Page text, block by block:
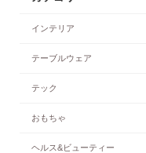
インテリア
テーブルウェア
テック
おもちゃ
ヘルス&ビューティー